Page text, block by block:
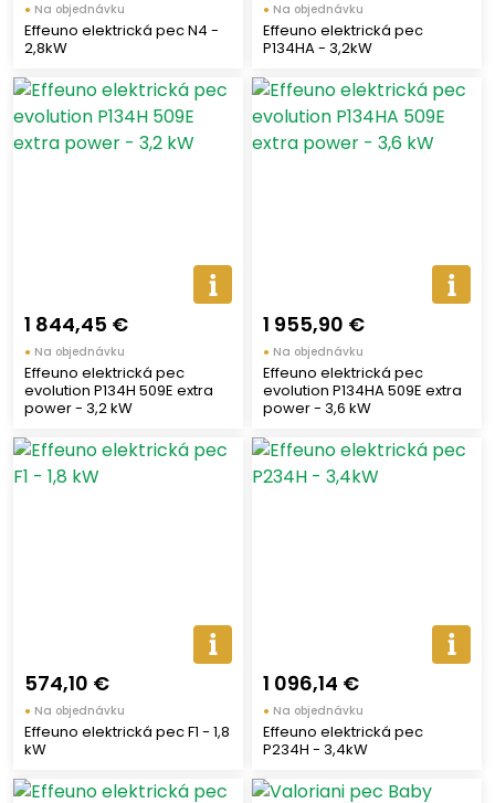
● Na objednávku
Effeuno elektrická pec N4 -
2,8kW
● Na objednávku
Effeuno elektrická pec
P134HA - 3,2kW
1 844,45 €
● Na objednávku
Effeuno elektrická pec
evolution P134H 509E extra
power - 3,2 kW
1 955,90 €
● Na objednávku
Effeuno elektrická pec
evolution P134HA 509E extra
power - 3,6 kW
574,10 €
● Na objednávku
Effeuno elektrická pec F1 - 1,8
kW
1 096,14 €
● Na objednávku
Effeuno elektrická pec
P234H - 3,4kW